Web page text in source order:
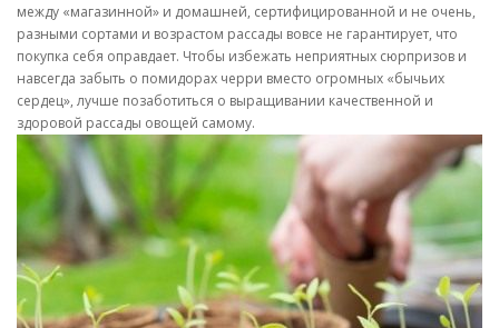
между «магазинной» и домашней, сертифицированной и не очень,
разными сортами и возрастом рассады вовсе не гарантирует, что
покупка себя оправдает. Чтобы избежать неприятных сюрпризов и
навсегда забыть о помидорах черри вместо огромных «бычьих
сердец», лучше позаботиться о выращивании качественной и
здоровой рассады овощей самому.